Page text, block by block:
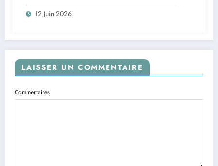
12 Juin 2026
LAISSER UN COMMENTAIRE
Commentaires